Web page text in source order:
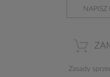
NAPISZ
Zasady